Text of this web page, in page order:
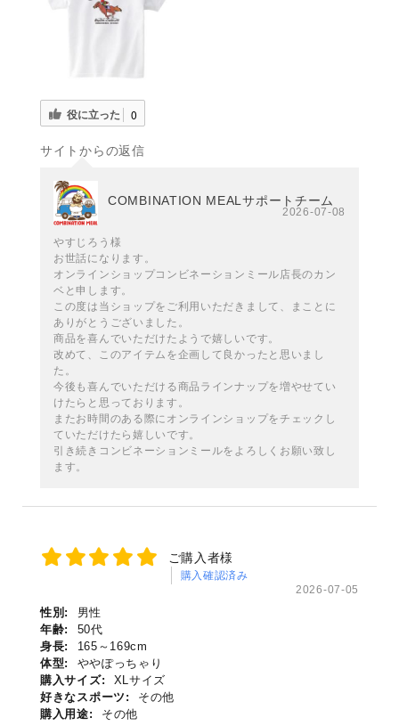
役に立った 0
サイトからの返信
COMBINATION MEALサポートチーム
2026-07-08
やすじろう様
お世話になります。
オンラインショップコンビネーションミール店長のカン
ベと申します。
この度は当ショップをご利用いただきまして、まことに
ありがとうございました。
商品を喜んでいただけたようで嬉しいです。
改めて、このアイテムを企画して良かったと思いまし
た。
今後も喜んでいただける商品ラインナップを増やせてい
けたらと思っております。
またお時間のある際にオンラインショップをチェックし
ていただけたら嬉しいです。
引き続きコンビネーションミールをよろしくお願い致し
ます。
ご購入者様
購入確認済み
2026-07-05
性別:
男性
年齢:
50代
身長:
165～169cm
体型:
ややぽっちゃり
購入サイズ:
XLサイズ
好きなスポーツ:
その他
購入用途:
その他